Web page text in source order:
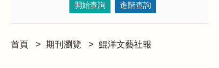
開始查詢
進階查詢
首頁 > 期刊瀏覽 > 鯤洋文藝社報